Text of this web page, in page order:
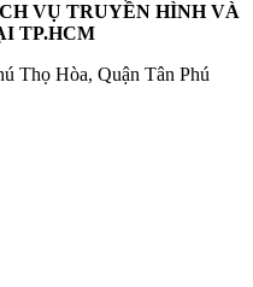
VỤ TRUYỀN HÌNH VÀ
TP.HCM
Thọ Hòa, Quận Tân Phú